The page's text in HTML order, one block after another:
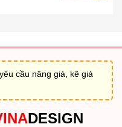
cầu nâng giá, kê giá
DESIGN